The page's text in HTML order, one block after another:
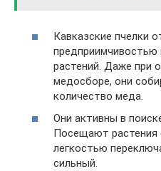
Кавказские пчелки
растений. Даже при
медосборе, они
количество меда.
Они активны в
Посещают растения
легкостью
сильный.